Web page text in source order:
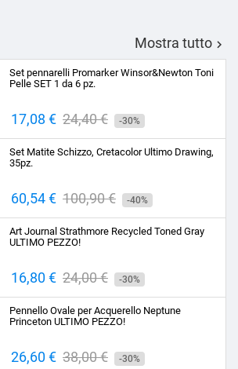
Mostra tutto 
Set pennarelli Promarker Winsor&Newton Toni
Pelle SET 1 da 6 pz.
Prezzo
17,08 € Prezzo
base
24,40 € -30%
Set Matite Schizzo, Cretacolor Ultimo Drawing,
35pz.
Prezzo
60,54 € Prezzo
base
100,90 € -40%
Art Journal Strathmore Recycled Toned Gray
ULTIMO PEZZO!
Prezzo
16,80 € Prezzo
base
24,00 € -30%
Pennello Ovale per Acquerello Neptune
Princeton ULTIMO PEZZO!
Prezzo
26,60 € Prezzo
38,00 € -30%